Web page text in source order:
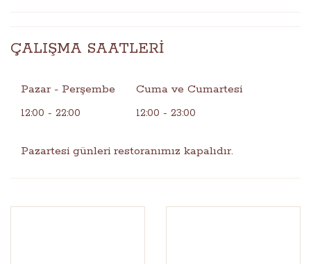
ÇALIŞMA SAATLERİ
Pazar - Perşembe
12:00 - 22:00
Cuma ve Cumartesi
12:00 - 23:00
Pazartesi günleri restoranımız kapalıdır.